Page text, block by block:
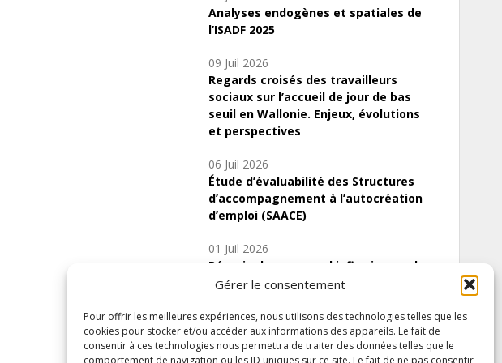
Gérer le consentement
Pour offrir les meilleures expériences, nous utilisons des technologies telles que les
cookies pour stocker et/ou accéder aux informations des appareils. Le fait de
consentir à ces technologies nous permettra de traiter des données telles que le
comportement de navigation ou les ID uniques sur ce site. Le fait de ne pas consentir
Analyses endogènes et spatiales de
l’ISADF 2025
09 Juil 2026
Regards croisés des travailleurs
sociaux sur l’accueil de jour de bas
seuil en Wallonie. Enjeux, évolutions
et perspectives
06 Juil 2026
Étude d’évaluabilité des Structures
d’accompagnement à l’autocréation
d’emploi (SAACE)
01 Juil 2026
Pénurie du personnel infirmier :quels
indicateurs d’offre de soins pour